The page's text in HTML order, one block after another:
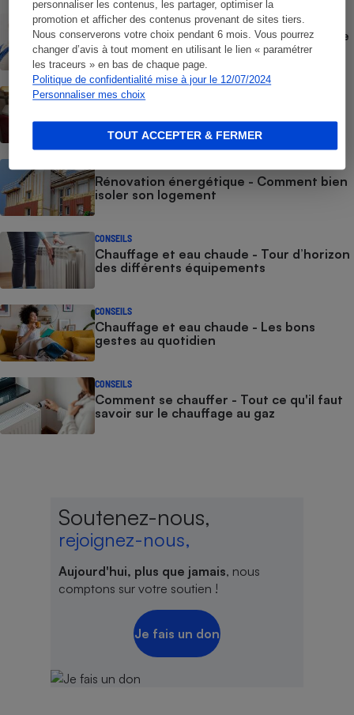
personnaliser les contenus, les partager, optimiser la
promotion et afficher des contenus provenant de sites tiers.
Nous conserverons votre choix pendant 6 mois. Vous pourrez
changer d’avis à tout moment en utilisant le lien « paramétrer
les traceurs » en bas de chaque page.
Politique de confidentialité mise à jour le 12/07/2024
Personnaliser mes choix
TOUT ACCEPTER & FERMER
ACTION QUE CHOISIR ENSEMBLE
Sortie du chauffage au gaz - L’absence de
planification rendra des millions de
ménages captifs !
ACTUALITÉ
granulés, source d’intoxication au
monoxyde de carbone ?
Rénovation énergétique - Comment bien
isoler son logement
CONSEILS
Chauffage et eau chaude - Tour d’horizon
des différents équipements
CONSEILS
Chauffage et eau chaude - Les bons
gestes au quotidien
CONSEILS
Comment se chauffer - Tout ce qu'il faut
savoir sur le chauffage au gaz
Soutenez-nous,
rejoignez-nous,
Aujourd'hui, plus que jamais, nous
comptons sur votre soutien !
Je fais un don